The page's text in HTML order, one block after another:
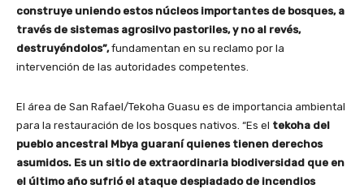
construye uniendo estos núcleos importantes de bosques, a
través de sistemas agrosilvo pastoriles, y no al revés,
destruyéndolos”,fundamentan en su reclamo por la
intervención de las autoridades competentes.
El área de San Rafael/Tekoha Guasu es de importancia ambiental
para la restauración de los bosques nativos. “Es el tekoha del
pueblo ancestral Mbya guaraní quienes tienen derechos
asumidos. Es un sitio de extraordinaria biodiversidad que en
el último año sufrió el ataque despiadado de incendios